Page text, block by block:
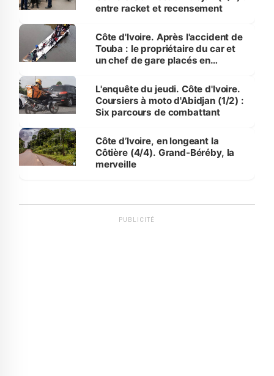
entre racket et recensement
Côte d'Ivoire. Après l'accident de
Touba : le propriétaire du car et
un chef de gare placés en
L'enquête du jeudi. Côte d'Ivoire.
Coursiers à moto d'Abidjan (1/2) :
Six parcours de combattant
Côte d’Ivoire, en longeant la
Côtière (4/4). Grand-Béréby, la
merveille
PUBLICITÉ